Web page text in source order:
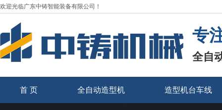
欢迎光临广东中铸智能装备有限公司！
专
全自
首 页 全自动造型机 造型机台车线